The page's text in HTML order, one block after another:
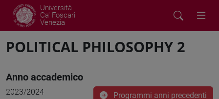
Università
Ca' Foscari
Venezia
POLITICAL PHILOSOPHY 2
Anno accademico
2023/2024 Programmi anni precedenti